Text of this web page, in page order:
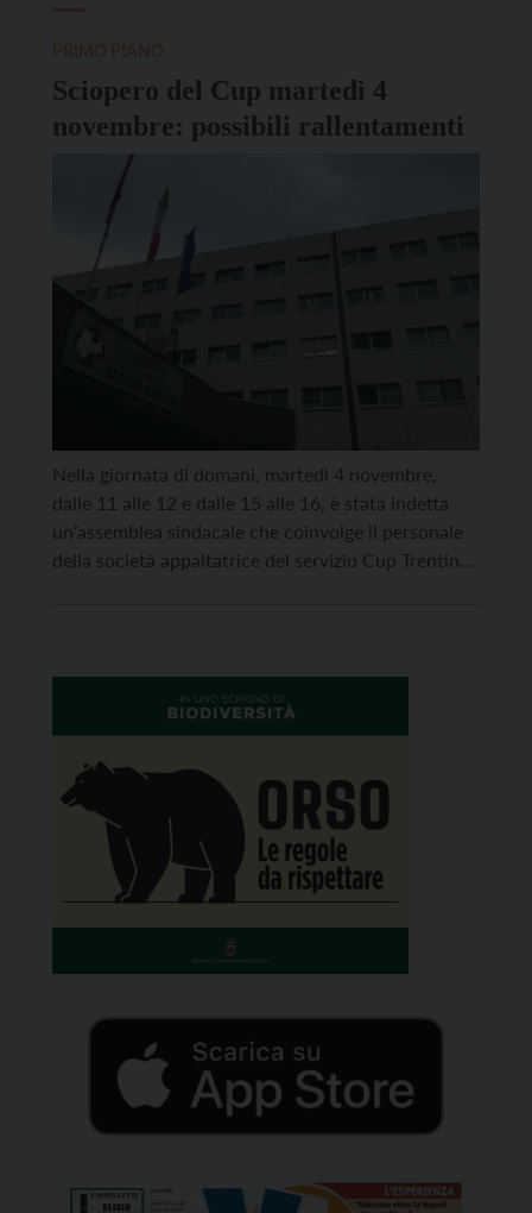
Sciopero del Cup martedì 4
novembre: possibili rallentamenti
Nella giornata di domani, martedì 4 novembre,
dalle 11 alle 12 e dalle 15 alle 16, è stata indetta
un’assemblea sindacale che coinvolge il personale
della società appaltatrice del servizio Cup Trentino.
visite e degli […]